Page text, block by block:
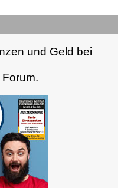
und Geld bei
Forum.